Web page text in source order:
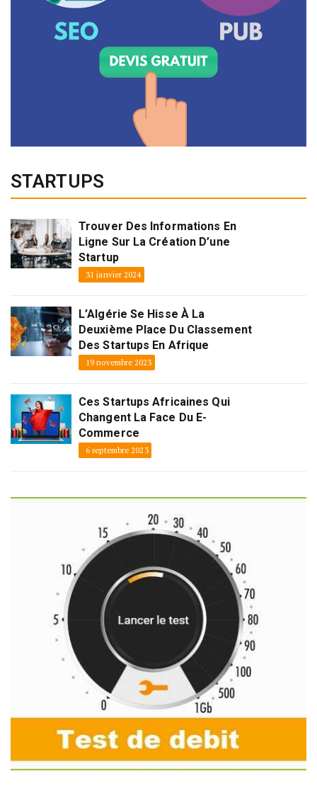
STARTUPS
Trouver Des Informations En
Ligne Sur La Création D’une
Startup
31 janvier 2024
L’Algérie Se Hisse À La
Deuxième Place Du Classement
Des Startups En Afrique
19 novembre 2023
Ces Startups Africaines Qui
Changent La Face Du E-
Commerce
6 septembre 2023